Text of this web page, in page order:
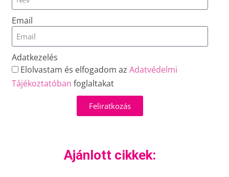
Email
Adatkezelés
Elolvastam és elfogadom azAdatvédelmi
Tájékoztatóban foglaltakat
Feliratkozás
Ajánlott cikkek: